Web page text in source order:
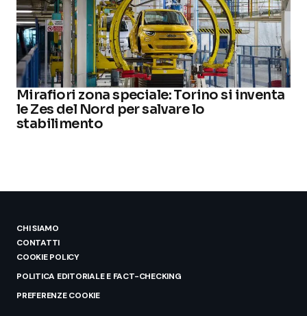
Mirafiori zona speciale: Torino si inventa
le Zes del Nord per salvare lo
stabilimento
CHI SIAMO
CONTATTI
COOKIE POLICY
POLITICA EDITORIALE E FACT-CHECKING
PREFERENZE COOKIE